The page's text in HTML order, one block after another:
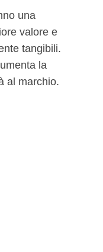
una
valore e
tangibili.
la
al marchio.